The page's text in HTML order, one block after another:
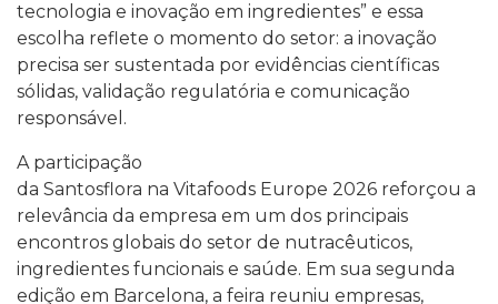
tecnologia e inovação em ingredientes” e essa
escolha reflete o momento do setor: a inovação
precisa ser sustentada por evidências científicas
sólidas, validação regulatória e comunicação
responsável.
A participação
da Santosflora na Vitafoods Europe 2026 reforçou a
relevância da empresa em um dos principais
encontros globais do setor de nutracêuticos,
ingredientes funcionais e saúde. Em sua segunda
edição em Barcelona, a feira reuniu empresas,